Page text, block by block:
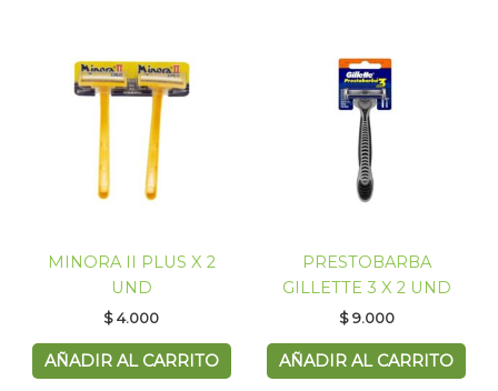
MINORA II PLUS X 2
UND
$4.000
AÑADIR AL CARRITO
PRESTOBARBA
GILLETTE 3 X 2 UND
$9.000
AÑADIR AL CARRITO